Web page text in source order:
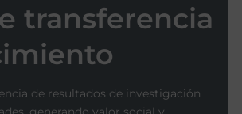
transferencia
de resultados de investigación